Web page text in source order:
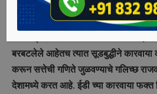
घडवून आणल्या हे आपल्या सर्वांसमोर स्पष्ट
बरबटलेले आहेतच त्यात सूडबुद्धीने
करून सत्तेची गणिते जुळवण्याचे गलिच्छ
देशामध्ये करत आहे. ईडी च्या कारवाया फक्त